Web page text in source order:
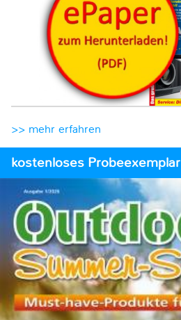
>> mehr erfahren
kostenloses Probeexemplar